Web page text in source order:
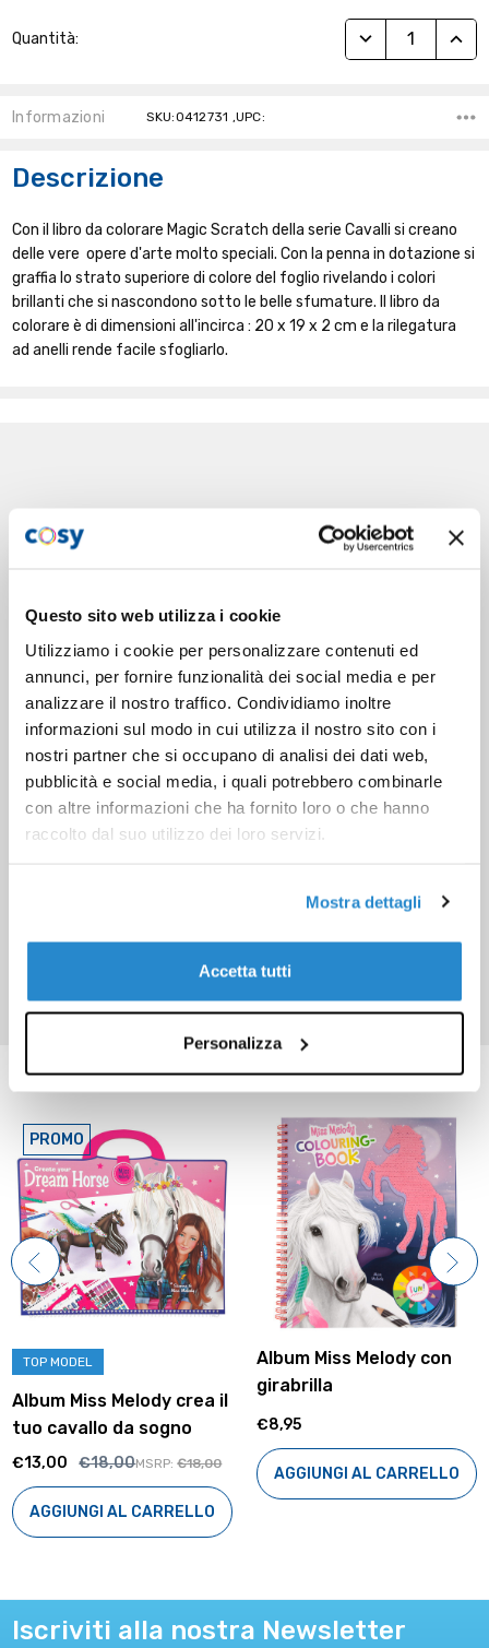
Questo sito web utilizza i cookie
Utilizziamo i cookie per personalizzare contenuti ed
annunci, per fornire funzionalità dei social media e per
analizzare il nostro traffico. Condividiamo inoltre
informazioni sul modo in cui utilizza il nostro sito con i
nostri partner che si occupano di analisi dei dati web,
pubblicità e social media, i quali potrebbero combinarle
con altre informazioni che ha fornito loro o che hanno
raccolto dal suo utilizzo dei loro servizi.
Mostra dettagli
Accetta tutti
Personalizza
Attuale:
Quantità: RIDUCI
Informazioni SKU:0412731 ,UPC:
Descrizione
Con il libro da colorare Magic Scratch della serie Cavalli si creano
delle vere opere d'arte molto speciali. Con la penna in dotazione si
graffia lo strato superiore di colore del foglio rivelando i colori
brillanti che si nascondono sotto le belle sfumature. Il libro da
colorare è di dimensioni all'incirca : 20 x 19 x 2 cm e la rilegatura
ad anelli rende facile sfogliarlo.
Prodotti correlati
PROMO
TOP MODEL
Album Miss Melody crea il
tuo cavallo da sogno
€13,00 €18,00MSRP:€18,00
AGGIUNGI AL CARRELLO
Album Miss Melody con
girabrilla
€8,95
AGGIUNGI AL CARRELLO
Iscriviti alla nostra Newsletter